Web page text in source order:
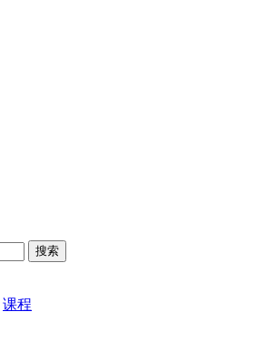
搜索
课程